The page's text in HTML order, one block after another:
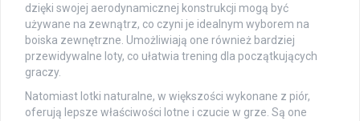
dzięki swojej aerodynamicznej konstrukcji mogą być
używane na zewnątrz, co czyni je idealnym wyborem na
boiska zewnętrzne. Umożliwiają one również bardziej
przewidywalne loty, co ułatwia trening dla początkujących
graczy.
Natomiast lotki naturalne, w większości wykonane z piór,
oferują lepsze właściwości lotne i czucie w grze. Są one